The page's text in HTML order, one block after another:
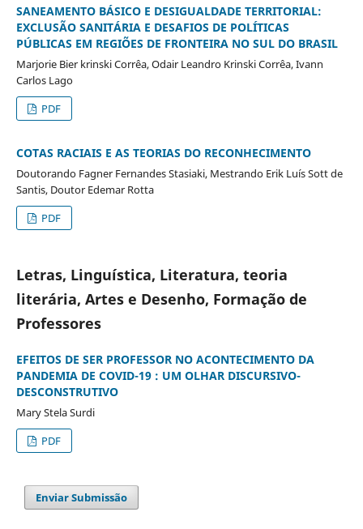
SANEAMENTO BÁSICO E DESIGUALDADE TERRITORIAL:
EXCLUSÃO SANITÁRIA E DESAFIOS DE POLÍTICAS
PÚBLICAS EM REGIÕES DE FRONTEIRA NO SUL DO BRASIL
Marjorie Bier krinski Corrêa, Odair Leandro Krinski Corrêa, Ivann
Carlos Lago
PDF
COTAS RACIAIS E AS TEORIAS DO RECONHECIMENTO
Doutorando Fagner Fernandes Stasiaki, Mestrando Erik Luís Sott de
Santis, Doutor Edemar Rotta
PDF
Letras, Linguística, Literatura, teoria
literária, Artes e Desenho, Formação de
Professores
EFEITOS DE SER PROFESSOR NO ACONTECIMENTO DA
PANDEMIA DE COVID-19 : UM OLHAR DISCURSIVO-
DESCONSTRUTIVO
Mary Stela Surdi
PDF
Enviar Submissão